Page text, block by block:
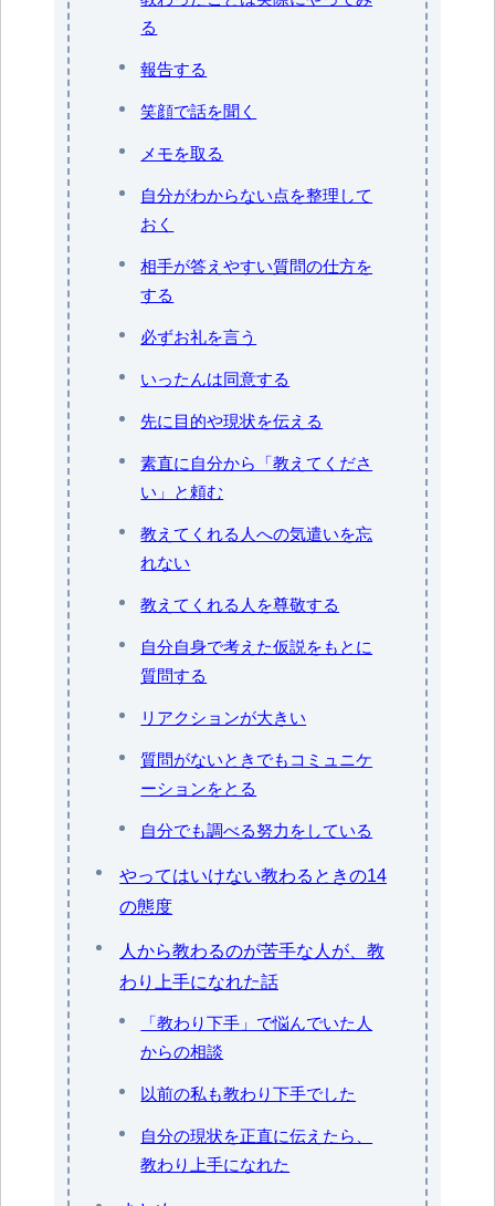
る
報告する
笑顔で話を聞く
メモを取る
自分がわからない点を整理して
おく
相手が答えやすい質問の仕方を
する
必ずお礼を言う
いったんは同意する
先に目的や現状を伝える
素直に自分から「教えてくださ
い」と頼む
教えてくれる人への気遣いを忘
れない
教えてくれる人を尊敬する
自分自身で考えた仮説をもとに
質問する
リアクションが大きい
質問がないときでもコミュニケ
ーションをとる
自分でも調べる努力をしている
やってはいけない教わるときの14
の態度
人から教わるのが苦手な人が、教
わり上手になれた話
「教わり下手」で悩んでいた人
からの相談
以前の私も教わり下手でした
自分の現状を正直に伝えたら、
教わり上手になれた